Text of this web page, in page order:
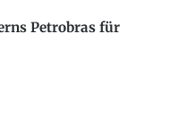
Petrobras für